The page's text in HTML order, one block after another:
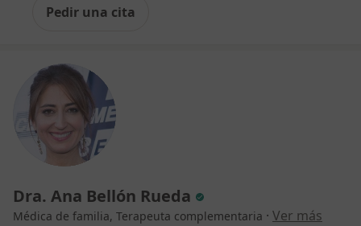
Pedir una cita
Dra. Ana Bellón Rueda
Médica de familia, Terapeuta complementaria · Ver más